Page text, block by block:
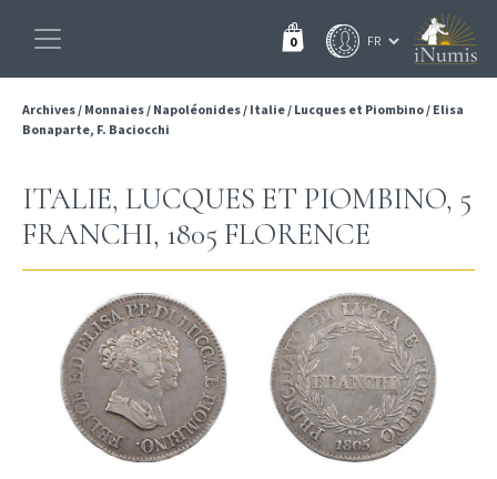
0
Archives/ Monnaies/ Napoléonides/ Italie/ Lucques et Piombino/ Elisa
Bonaparte, F. Baciocchi
ITALIE, LUCQUES ET PIOMBINO, 5
FRANCHI, 1805 FLORENCE